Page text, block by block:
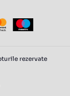
rezervate